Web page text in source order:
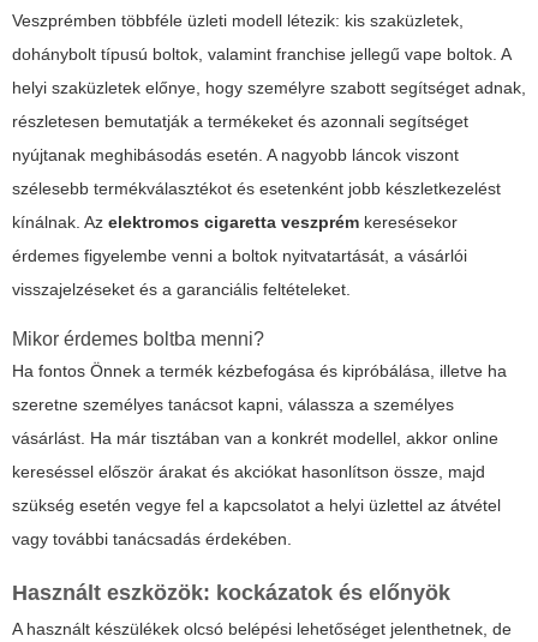
Veszprémben többféle üzleti modell létezik: kis szaküzletek,
dohánybolt típusú boltok, valamint franchise jellegű vape boltok. A
helyi szaküzletek előnye, hogy személyre szabott segítséget adnak,
részletesen bemutatják a termékeket és azonnali segítséget
nyújtanak meghibásodás esetén. A nagyobb láncok viszont
szélesebb termékválasztékot és esetenként jobb készletkezelést
kínálnak. Az elektromos cigaretta veszprém keresésekor
érdemes figyelembe venni a boltok nyitvatartását, a vásárlói
visszajelzéseket és a garanciális feltételeket.
Mikor érdemes boltba menni?
Ha fontos Önnek a termék kézbefogása és kipróbálása, illetve ha
szeretne személyes tanácsot kapni, válassza a személyes
vásárlást. Ha már tisztában van a konkrét modellel, akkor online
kereséssel először árakat és akciókat hasonlítson össze, majd
szükség esetén vegye fel a kapcsolatot a helyi üzlettel az átvétel
vagy további tanácsadás érdekében.
Használt eszközök: kockázatok és előnyök
A használt készülékek olcsó belépési lehetőséget jelenthetnek, de